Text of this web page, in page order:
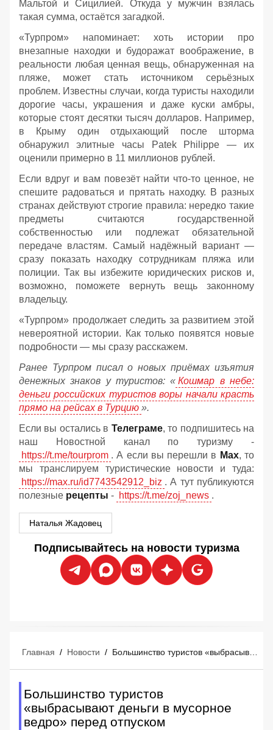
Мальтой и Сицилией. Откуда у мужчин взялась
такая сумма, остаётся загадкой.
«Турпром» напоминает: хоть истории про
внезапные находки и будоражат воображение, в
реальности любая ценная вещь, обнаруженная на
пляже, может стать источником серьёзных
проблем. Известны случаи, когда туристы находили
дорогие часы, украшения и даже куски амбры,
которые стоят десятки тысяч долларов. Например,
в Крыму один отдыхающий после шторма
обнаружил элитные часы Patek Philippe — их
оценили примерно в 11 миллионов рублей.
Если вдруг и вам повезёт найти что‑то ценное, не
спешите радоваться и прятать находку. В разных
странах действуют строгие правила: нередко такие
предметы считаются государственной
собственностью или подлежат обязательной
передаче властям. Самый надёжный вариант —
сразу показать находку сотрудникам пляжа или
полиции. Так вы избежите юридических рисков и,
возможно, поможете вернуть вещь законному
владельцу.
«Турпром» продолжает следить за развитием этой
невероятной истории. Как только появятся новые
подробности — мы сразу расскажем.
Ранее Турпром писал о новых приёмах изъятия
денежных знаков у туристов: « Кошмар в небе:
деньги российских туристов воры начали красть
прямо на рейсах в Турцию ».
Если вы остались в Телеграме, то подпишитесь на
наш Новостной канал по туризму -
https://t.me/tourprom . А если вы перешли в Мах, то
мы транслируем туристические новости и туда:
https://max.ru/id7743542912_biz . А тут публикуются
полезные рецепты - https://t.me/zoj_news .
Наталья Жадовец
Подписывайтесь на новости туризма
Главная / Новости /
Большинство туристов
«выбрасывают деньги в мусорное
ведро» перед отпуском